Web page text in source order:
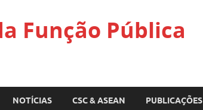
Função Pública
NOTÍCIAS CSC & ASEAN PUBLICAÇÕES